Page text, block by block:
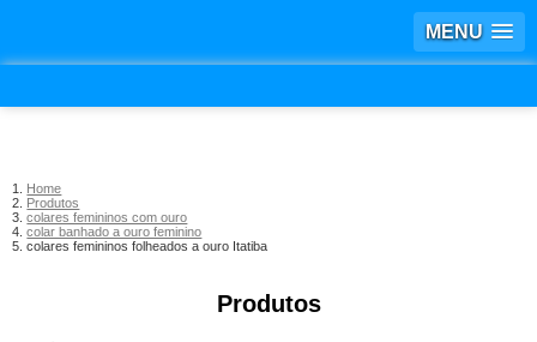
MENU
Home
Produtos
colares femininos com ouro
colar banhado a ouro feminino
colares femininos folheados a ouro Itatiba
Produtos